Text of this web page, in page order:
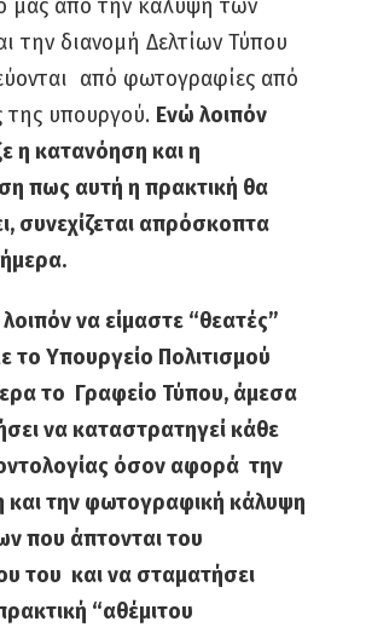
μας από την κάλυψη των
την διανομή Δελτίων Τύπου
από φωτογραφίες από
της υπουργού. Ενώ λοιπόν
η κατανόηση και η
πως αυτή η πρακτική θα
συνεχίζεται απρόσκοπτα
να είμαστε “θεατές”
το Υπουργείο Πολιτισμού
το Γραφείο Τύπου, άμεσα
να καταστρατηγεί κάθε
όσον αφορά την
και την φωτογραφική κάλυψη
που άπτονται του
του και να σταματήσει
“αθέμιτου